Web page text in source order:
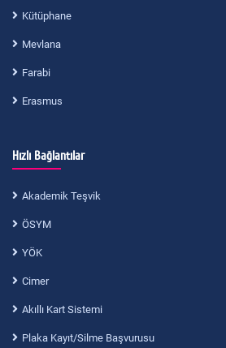
Kütüphane
Mevlana
Farabi
Erasmus
Hızlı Bağlantılar
Akademik Teşvik
ÖSYM
YÖK
Cimer
Akıllı Kart Sistemi
Plaka Kayıt/Silme Başvurusu